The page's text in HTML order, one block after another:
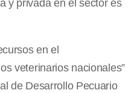
y privada en el sector es
en el
veterinarios nacionales”
de Desarrollo Pecuario